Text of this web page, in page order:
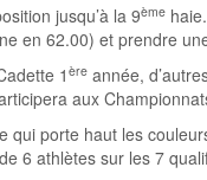
jusqu’à la 9ème
en 62.00) et prendre
1 ère année,
aux
porte haut les
6 athlètes sur les 7